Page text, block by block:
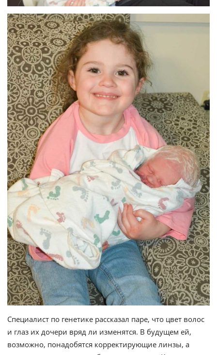
Специалист по генетике рассказал паре, что цвет волос
и глаз их дочери вряд ли изменятся. В будущем ей,
возможно, понадобятся корректирующие линзы, а